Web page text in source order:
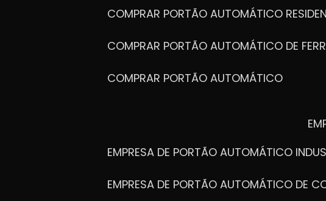
COMPRAR PORTÃO AUTOMÁTICO
COMPRAR PORTÃO AUTOMÁTICO DE
COMPRAR PORTÃO AUTOMÁTICO
EMPRESA DE PORTÃO AUTOMÁTICO
EMPRESA DE PORTÃO AUTOMÁTICO DE